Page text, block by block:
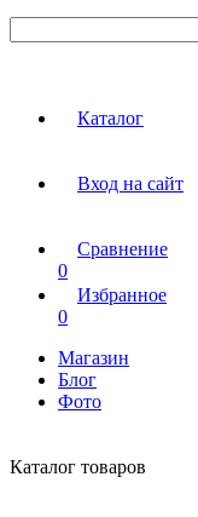
Каталог
Вход на сайт
Сравнение
0
Избранное
0
Магазин
Блог
Фото
Каталог товаров